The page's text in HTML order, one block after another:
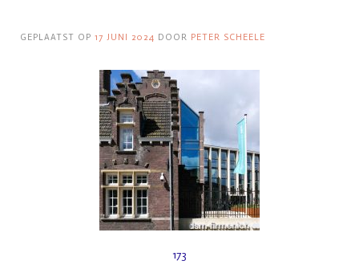
GEPLAATST OP 17 JUNI 2024 DOOR PETER SCHEELE
173